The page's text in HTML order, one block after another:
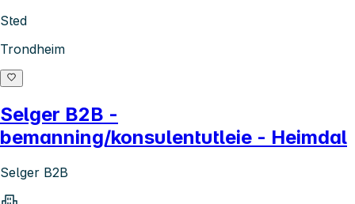
Sted
Trondheim
Selger B2B -
bemanning/konsulentutleie - Heimdal
Selger B2B